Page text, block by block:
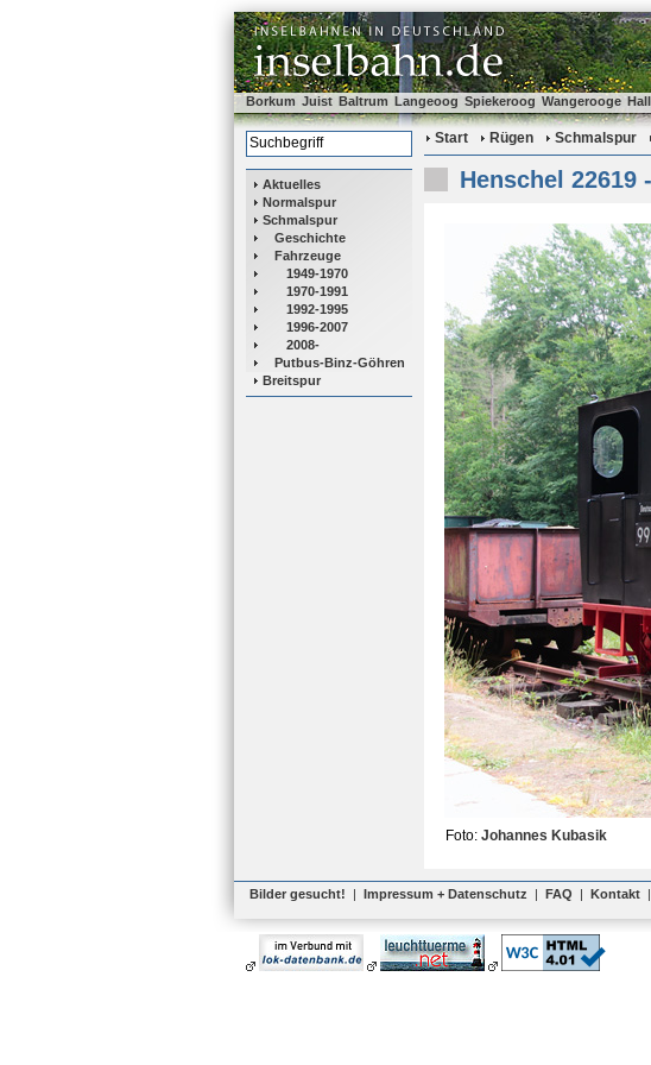
Borkum Juist Baltrum Langeoog Spiekeroog Wangerooge
Aktuelles
Normalspur
Schmalspur
Geschichte
Fahrzeuge
1949-1970
1970-1991
1992-1995
1996-2007
2008-
Putbus-Binz-Göhren
Breitspur
Start Rügen Schmalspur
Henschel 22619
Foto: Johannes Kubasik
Bilder gesucht! | Impressum + Datenschutz | FAQ | Kontakt |